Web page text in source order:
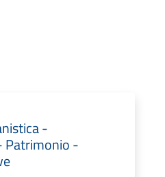
-
Patrimonio -